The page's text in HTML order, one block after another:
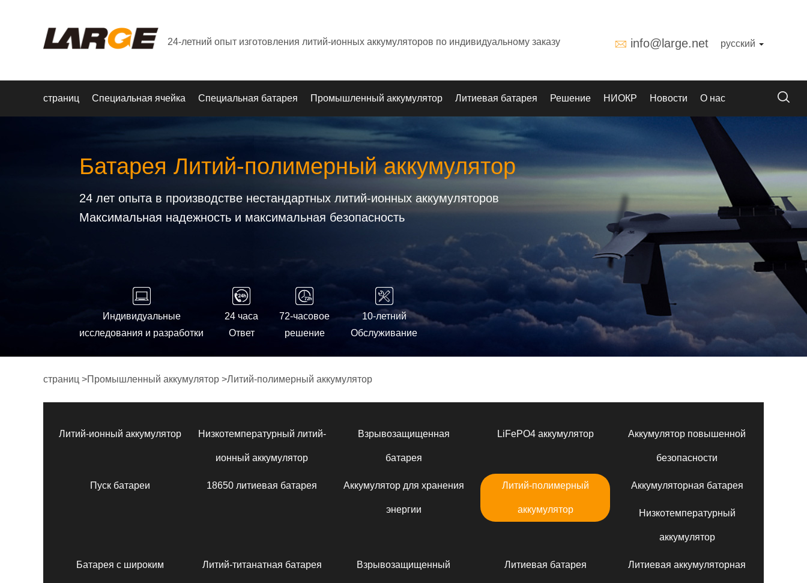
24-летний опыт изготовления литий-ионных аккумуляторов по индивидуальному заказу info@large.net русский
страниц Специальная ячейка Специальная батарея Промышленный аккумулятор Литиевая батарея Решение НИОКР Новости О нас
Батарея Литий-полимерный аккумулятор
24 лет опыта в производстве нестандартных литий-ионных аккумуляторов
Максимальная надежность и максимальная безопасность
Индивидуальные
исследования и разработки
24 часа
Ответ
72-часовое
решение
10-летний
Обслуживание
страниц >Промышленный аккумулятор >Литий-полимерный аккумулятор
Литий-ионный аккумулятор Низкотемпературный литий-
ионный аккумулятор
Взрывозащищенная
батарея
LiFePO4 аккумулятор Аккумулятор повышенной
безопасности
Пуск батареи 18650 литиевая батарея Аккумулятор для хранения
энергии
Литий-полимерный
аккумулятор
Аккумуляторная батарея
Низкотемпературный
аккумулятор
Батарея с широким Литий-титанатная батарея Взрывозащищенный Литиевая батарея Литиевая аккумуляторная